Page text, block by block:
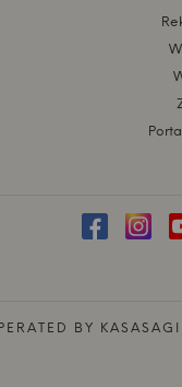
BY